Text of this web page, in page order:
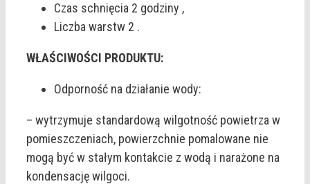
Czas schnięcia 2 godziny ,
Liczba warstw 2 .
WŁAŚCIWOŚCI PRODUKTU:
Odporność na działanie wody:
– wytrzymuje standardową wilgotność powietrza w
pomieszczeniach, powierzchnie pomalowane nie
mogą być w stałym kontakcie z wodą i narażone na
kondensację wilgoci.